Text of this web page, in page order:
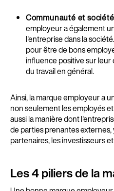
Communauté et
employeur a également
l'entreprise dans la
pour être de bons
influence positive sur
du travail en général.
Ainsi, la marque employeur a
non seulement les employés
aussi la manière dont
de parties prenantes externes,
partenaires, les investisseurs
Les 4 piliers de la